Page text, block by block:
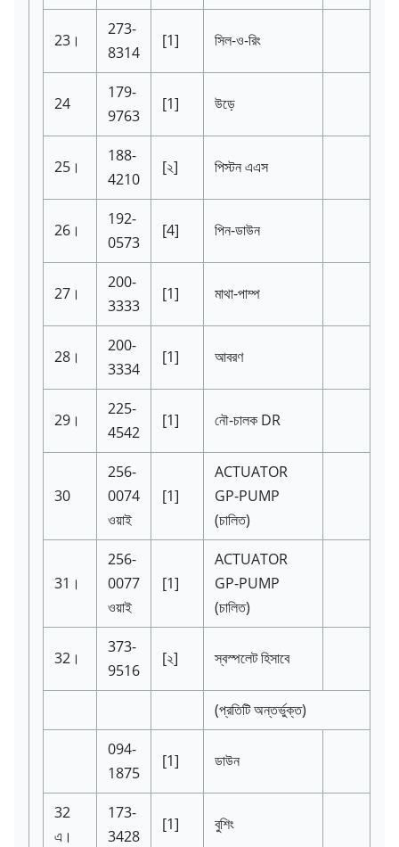
23।
273-
8314
[1] সিল-ও-রিং
24
179-
9763
[1] উড়ে
25।
188-
4210
[২] পিস্টন এএস
26।
192-
0573
[4] পিন-ডাউন
27।
200-
3333
[1] মাথা-পাম্প
28।
200-
3334
[1] আবরণ
29।
225-
4542
[1] নৌ-চালক DR
30
256-
0074
ওয়াই
[1]
ACTUATOR
GP-PUMP
(চালিত)
31।
256-
0077
ওয়াই
[1]
ACTUATOR
GP-PUMP
(চালিত)
32।
373-
9516
[২] স্বস্পলেট হিসাবে
(প্রতিটি অন্তর্ভুক্ত)
094-
1875
[1] ডাউন
32
এ।
173-
3428
[1] বুশিং